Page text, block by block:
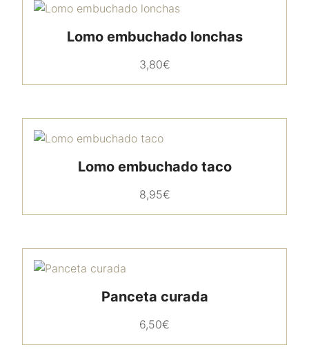
Lomo embuchado lonchas
3,80€
Lomo embuchado taco
8,95€
Panceta curada
6,50€